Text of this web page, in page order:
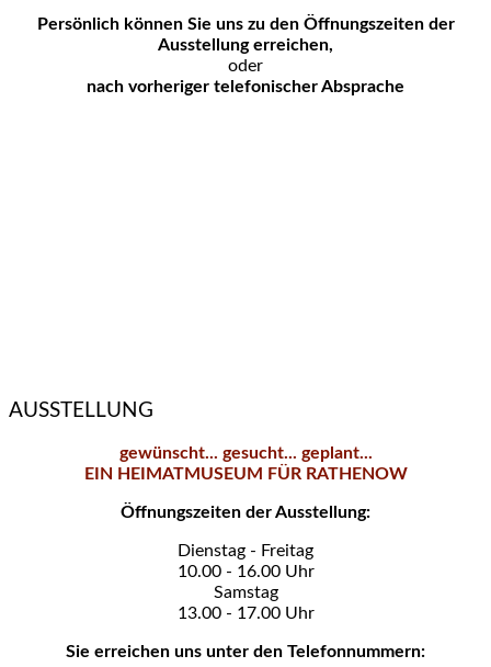
Persönlich können Sie uns zu den Öffnungszeiten der
Ausstellung erreichen,
oder
nach vorheriger telefonischer Absprache
AUSSTELLUNG
gewünscht... gesucht... geplant...
EIN HEIMATMUSEUM FÜR RATHENOW
Öffnungszeiten der Ausstellung:
Dienstag - Freitag
10.00 - 16.00 Uhr
Samstag
13.00 - 17.00 Uhr
Sie erreichen uns unter den Telefonnummern: